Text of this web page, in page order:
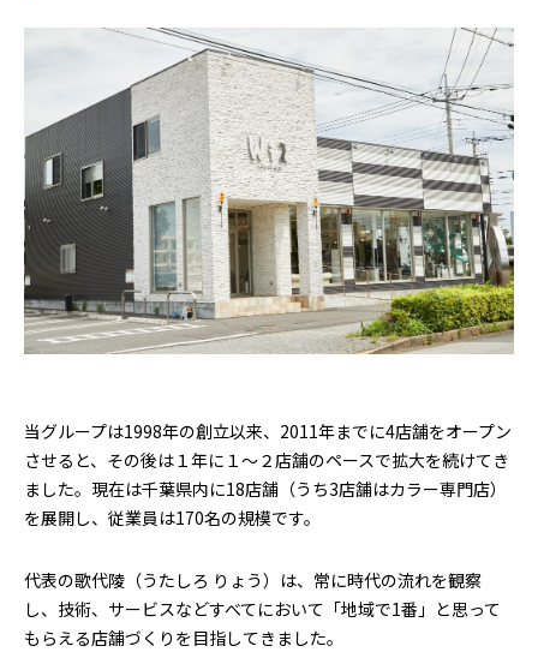
当グループは1998年の創立以来、2011年までに4店舗をオープン
させると、その後は１年に１〜２店舗のペースで拡大を続けてき
ました。現在は千葉県内に18店舗（うち3店舗はカラー専門店）
を展開し、従業員は170名の規模です。
代表の歌代陵（うたしろ りょう）は、常に時代の流れを観察
し、技術、サービスなどすべてにおいて「地域で1番」と思って
もらえる店舗づくりを目指してきました。